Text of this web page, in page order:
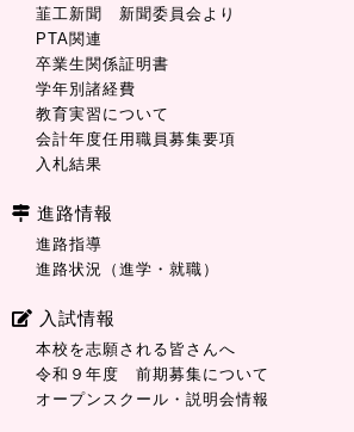
韮工新聞 新聞委員会より
PTA関連
卒業生関係証明書
学年別諸経費
教育実習について
会計年度任用職員募集要項
入札結果
進路情報
進路指導
進路状況（進学・就職）
入試情報
本校を志願される皆さんへ
令和９年度 前期募集について
オープンスクール・説明会情報